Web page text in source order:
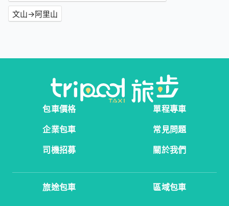
文山→阿里山
包車價格
單程專車
企業包車
常見問題
司機招募
關於我們
旅途包車 區域包車